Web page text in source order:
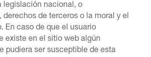
legislación nacional, o
derechos de terceros o la moral y el
En caso de que el usuario
existe en el sitio web algún
pudiera ser susceptible de esta